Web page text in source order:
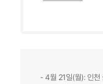
- 4월 21일(월): 인천